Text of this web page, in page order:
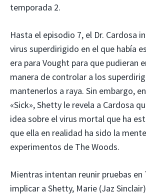
temporada 2.
Hasta el episodio 7, el Dr. Cardosa
virus superdirigido en el que había
era para Vought para que pudieran
manera de controlar a los
mantenerlos a raya. Sin embargo,
«Sick», Shetty le revela a Cardosa
idea sobre el virus mortal que ha
que ella en realidad ha sido la
experimentos de The Woods.
Mientras intentan reunir pruebas en
implicar a Shetty, Marie (Jaz